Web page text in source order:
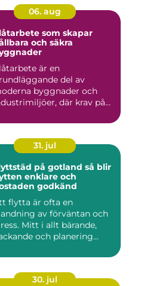
06. aug
som skapar
och säkra
är en
del av
byggnader och
där krav på
31. jul
på gotland så blir
enklare och
godkänd
flytta är ofta en
av förväntan och
Mitt i allt bärande,
och planering...
30. jul